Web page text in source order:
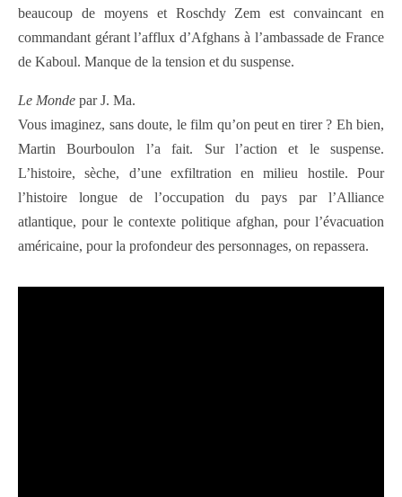
beaucoup de moyens et Roschdy Zem est convaincant en
commandant gérant l’afflux d’Afghans à l’ambassade de France
de Kaboul. Manque de la tension et du suspense.
Le Monde par J. Ma.
Vous imaginez, sans doute, le film qu’on peut en tirer ? Eh bien,
Martin Bourboulon l’a fait. Sur l’action et le suspense.
L’histoire, sèche, d’une exfiltration en milieu hostile. Pour
l’histoire longue de l’occupation du pays par l’Alliance
atlantique, pour le contexte politique afghan, pour l’évacuation
américaine, pour la profondeur des personnages, on repassera.